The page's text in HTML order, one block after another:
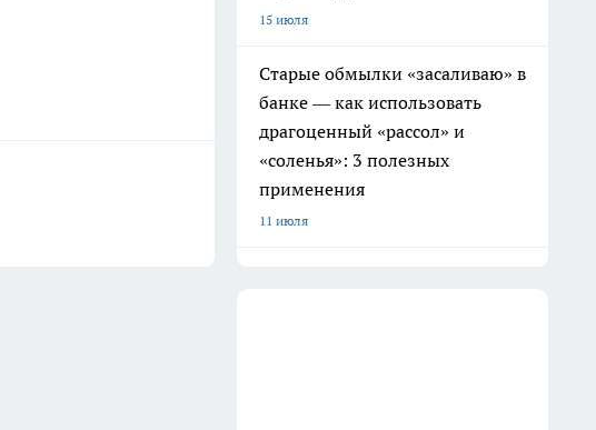
15 июля
Старые обмылки «засаливаю» в
банке — как использовать
драгоценный «рассол» и
«соленья»: 3 полезных
применения
11 июля